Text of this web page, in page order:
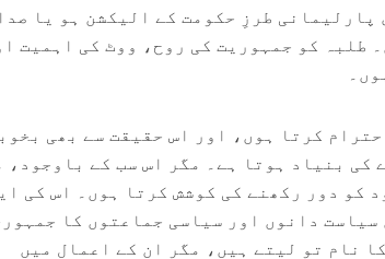
پارلیمانی طرزِ حکومت کے الیکشن ہو یا
طلبہ کو جمہوریت کی روح، ووٹ کی اہمیت
کرتا ہوں، اور اس حقیقت سے بھی
کی بنیاد ہوتا ہے۔ مگر اس سب کے باوجود،
کو دور رکھنے کی کوشش کرتا ہوں۔ اس کی
دانوں اور سیاسی جماعتوں کا
نام تو لیتے ہیں، مگر ان کے اعمال میں